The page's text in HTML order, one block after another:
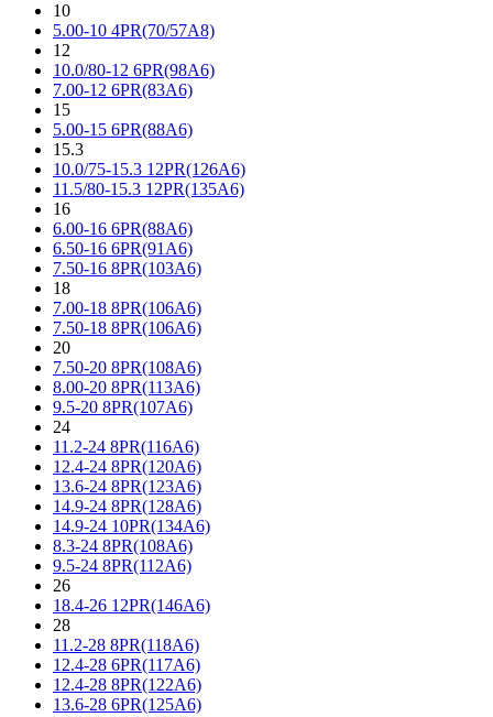
10
5.00-10 4PR(70/57A8)
12
10.0/80-12 6PR(98A6)
7.00-12 6PR(83A6)
15
5.00-15 6PR(88A6)
15.3
10.0/75-15.3 12PR(126A6)
11.5/80-15.3 12PR(135A6)
16
6.00-16 6PR(88A6)
6.50-16 6PR(91A6)
7.50-16 8PR(103A6)
18
7.00-18 8PR(106A6)
7.50-18 8PR(106A6)
20
7.50-20 8PR(108A6)
8.00-20 8PR(113A6)
9.5-20 8PR(107A6)
24
11.2-24 8PR(116A6)
12.4-24 8PR(120A6)
13.6-24 8PR(123A6)
14.9-24 8PR(128A6)
14.9-24 10PR(134A6)
8.3-24 8PR(108A6)
9.5-24 8PR(112A6)
26
18.4-26 12PR(146A6)
28
11.2-28 8PR(118A6)
12.4-28 6PR(117A6)
12.4-28 8PR(122A6)
13.6-28 6PR(125A6)